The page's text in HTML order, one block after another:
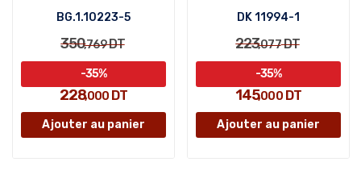
BG.1.10223-5
350,769DT
228,000 DT
-35%
Ajouter au panier
DK 11994-1
223,077DT
145,000DT
-35%
Ajouter au panier